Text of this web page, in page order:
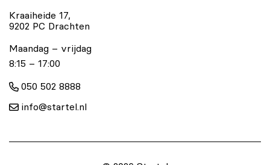
Kraaiheide 17,
9202 PC Drachten
Maandag – vrijdag
8:15 – 17:00
050 502 8888
info@startel.nl